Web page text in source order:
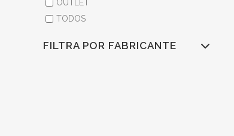
OUTLET
TODOS
FILTRA POR FABRICANTE